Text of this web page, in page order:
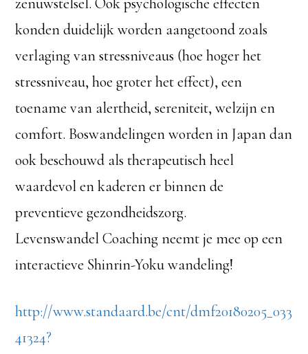
konden duidelijk worden aangetoond zoals
verlaging van stressniveaus (hoe hoger het
stressniveau, hoe groter het effect), een
toename van alertheid, sereniteit, welzijn en
comfort. Boswandelingen worden in Japan dan
ook beschouwd als therapeutisch heel
waardevol en kaderen er binnen de
preventieve gezondheidszorg.
Levenswandel Coaching neemt je mee op een
interactieve Shinrin-Yoku wandeling!
http://www.standaard.be/cnt/dmf20180205_033
41324?